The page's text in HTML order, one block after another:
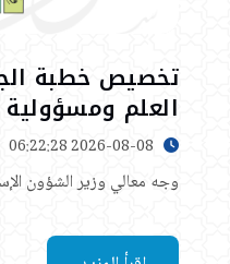
تخصيص خطبة
العلم ومسؤولية
وجه معالي وزير الشؤون